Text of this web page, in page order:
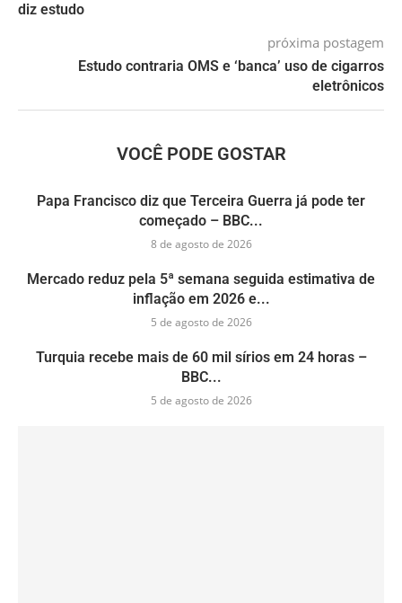
diz estudo
próxima postagem
Estudo contraria OMS e ‘banca’ uso de cigarros
eletrônicos
VOCÊ PODE GOSTAR
Papa Francisco diz que Terceira Guerra já pode ter
começado – BBC...
8 de agosto de 2026
Mercado reduz pela 5ª semana seguida estimativa de
inflação em 2026 e...
5 de agosto de 2026
Turquia recebe mais de 60 mil sírios em 24 horas –
BBC...
5 de agosto de 2026